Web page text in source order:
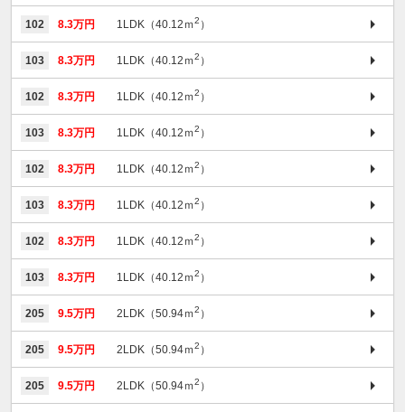
102 8.3万円 1LDK（40.12ｍ2 ）
103 8.3万円 1LDK（40.12ｍ2 ）
102 8.3万円 1LDK（40.12ｍ2 ）
103 8.3万円 1LDK（40.12ｍ2 ）
102 8.3万円 1LDK（40.12ｍ2 ）
103 8.3万円 1LDK（40.12ｍ2 ）
102 8.3万円 1LDK（40.12ｍ2 ）
103 8.3万円 1LDK（40.12ｍ2 ）
205 9.5万円 2LDK（50.94ｍ2 ）
205 9.5万円 2LDK（50.94ｍ2 ）
205 9.5万円 2LDK（50.94ｍ2 ）